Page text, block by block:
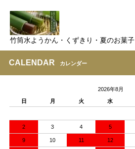
竹筒水ようかん・くずきり・夏のお菓子
CALENDAR カレンダー
2026年8月
日
月 火 水
2 3 4 5
9 10 11 12